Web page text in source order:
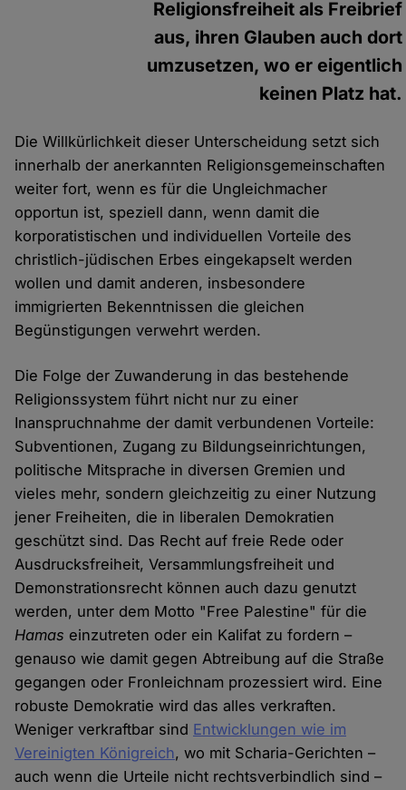
Religionsfreiheit als Freibrief
aus, ihren Glauben auch dort
umzusetzen, wo er eigentlich
keinen Platz hat.
Die Willkürlichkeit dieser Unterscheidung setzt sich
innerhalb der anerkannten Religionsgemeinschaften
weiter fort, wenn es für die Ungleichmacher
opportun ist, speziell dann, wenn damit die
korporatistischen und individuellen Vorteile des
christlich-jüdischen Erbes eingekapselt werden
wollen und damit anderen, insbesondere
immigrierten Bekenntnissen die gleichen
Begünstigungen verwehrt werden.
Die Folge der Zuwanderung in das bestehende
Religionssystem führt nicht nur zu einer
Inanspruchnahme der damit verbundenen Vorteile:
Subventionen, Zugang zu Bildungseinrichtungen,
politische Mitsprache in diversen Gremien und
vieles mehr, sondern gleichzeitig zu einer Nutzung
jener Freiheiten, die in liberalen Demokratien
geschützt sind. Das Recht auf freie Rede oder
Ausdrucksfreiheit, Versammlungsfreiheit und
Demonstrationsrecht können auch dazu genutzt
werden, unter dem Motto "Free Palestine" für die
Hamas einzutreten oder ein Kalifat zu fordern –
genauso wie damit gegen Abtreibung auf die Straße
gegangen oder Fronleichnam prozessiert wird. Eine
robuste Demokratie wird das alles verkraften.
Weniger verkraftbar sind Entwicklungen wie im
Vereinigten Königreich, wo mit Scharia-Gerichten –
auch wenn die Urteile nicht rechtsverbindlich sind –